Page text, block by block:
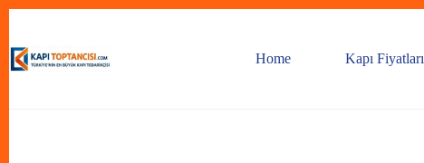
content
Home Kapı Fiyatları